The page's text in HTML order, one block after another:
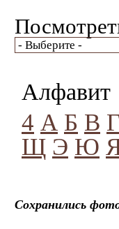
Алфавит
4 А Б В
Щ Э Ю
Сохранились